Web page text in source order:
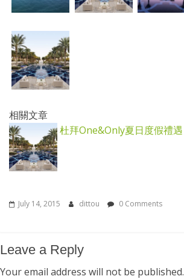
相關文章
杜拜One&Only夏日度假禮遇
July 14, 2015 dittou 0 Comments
Leave a Reply
Your email address will not be published.